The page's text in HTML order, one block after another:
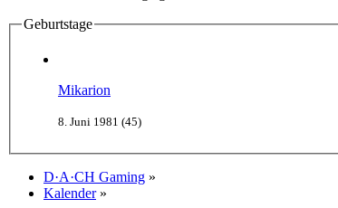
Geburtstage
Mikarion
8. Juni 1981 (45)
D·A·CH Gaming »
Kalender »